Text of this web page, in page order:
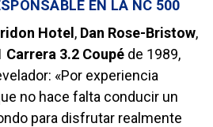
EN LA NC 500
Hotel , Dan Rose-Bristow,
Carrera 3.2 Coupé de 1989,
«Por experiencia
no hace falta conducir un
para disfrutar realmente